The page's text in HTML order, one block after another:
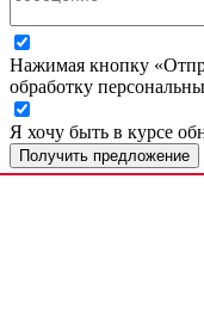
Нажимая кнопку
обработку
Я хочу быть в курсе
Получить предложение